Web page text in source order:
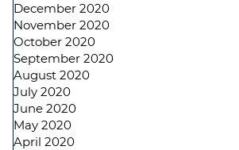
December 2020
November 2020
October 2020
September 2020
August 2020
July 2020
June 2020
May 2020
April 2020